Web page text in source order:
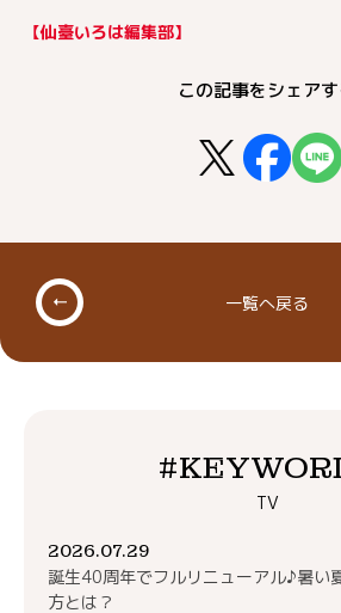
【仙臺いろは編集部】
この記事をシェア
一覧へ戻る
TV
2026.07.29
誕生40周年でフルリニューアル♪暑い
方とは？